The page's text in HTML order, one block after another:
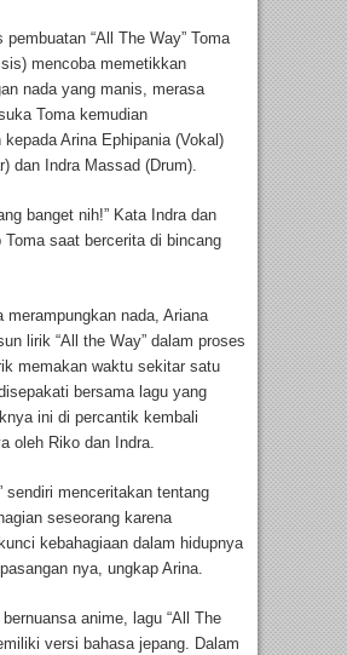
pembuatan “All The Way” Toma
mencoba memetikkan
nada yang manis, merasa
Toma kemudian
kepada Arina Ephipania (Vokal)
dan Indra Massad (Drum).
banget nih!” Kata Indra dan
Toma saat bercerita di bincang
merampungkan nada, Ariana
lirik “All the Way” dalam proses
memakan waktu sekitar satu
bersama lagu yang
ini di percantik kembali
oleh Riko dan Indra.
sendiri menceritakan tentang
seseorang karena
kebahagiaan dalam hidupnya
nya, ungkap Arina.
anime, lagu “All The
versi bahasa jepang. Dalam